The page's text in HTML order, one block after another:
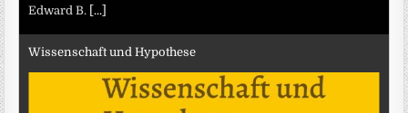
Edward B. [...]
Wissenschaft und Hypothese